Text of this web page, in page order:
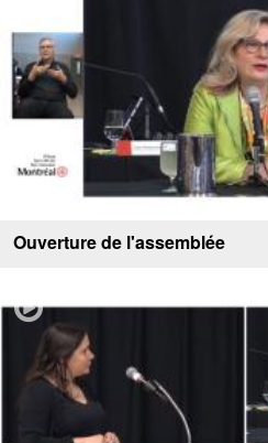
Ouverture de l'assemblée